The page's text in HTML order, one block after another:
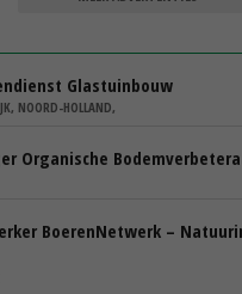
Glastuinbouw
NOORD-HOLLAND,
Organische
BoerenNetwerk –